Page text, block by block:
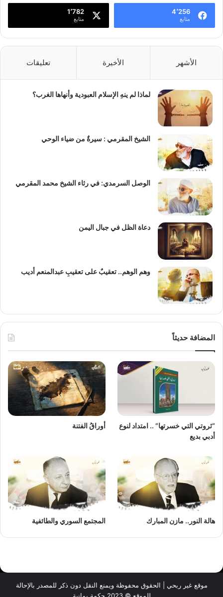
4٬256
متابع
1٬782
متابع
الأشهر الأخيرة تعليقات
لماذا لم ينهِ الإسلام العبودية وأنهاها الغرب؟
الشيخ المقرمي : سيرةٌ من ضياء الوحي
الوصل السرمدي: في رثاء الشيخ محمد المقرمي
دعاة الظل في جبال اليمن
وهم الوهم.. تعقيبٌ على تعقيبِ عبدالمنعم أديب
المضافة حديثاً
“ثروتي التي خسرتها” .. امتداد لنوع
أدبي بديع
أوراقُ الفتنة
هالة النور.. مازن المبارك المجتمع السوري والطائفية
موقع غير ربحي | الحقوق محفوظة ويمنع النقل دون ذكر للمصدر بالإحالة